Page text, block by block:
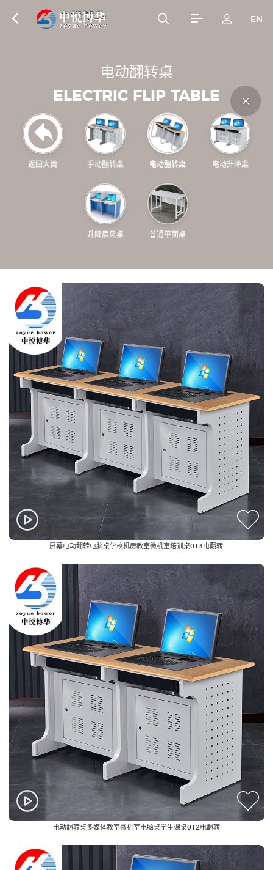
翻转电脑桌
Flip the computer
监控操作台
Monitoring console
EN
电动翻转桌
E LECTR C FLI P TAB LE
返回大类 手动翻转桌 电动翻转桌 电动升降桌
升降屏风桌 普通平面桌
屏幕电动翻转电脑桌学校机房教室微机室培训桌013电翻转
电动翻转桌多媒体教室微机室电脑桌学生课桌012电翻转